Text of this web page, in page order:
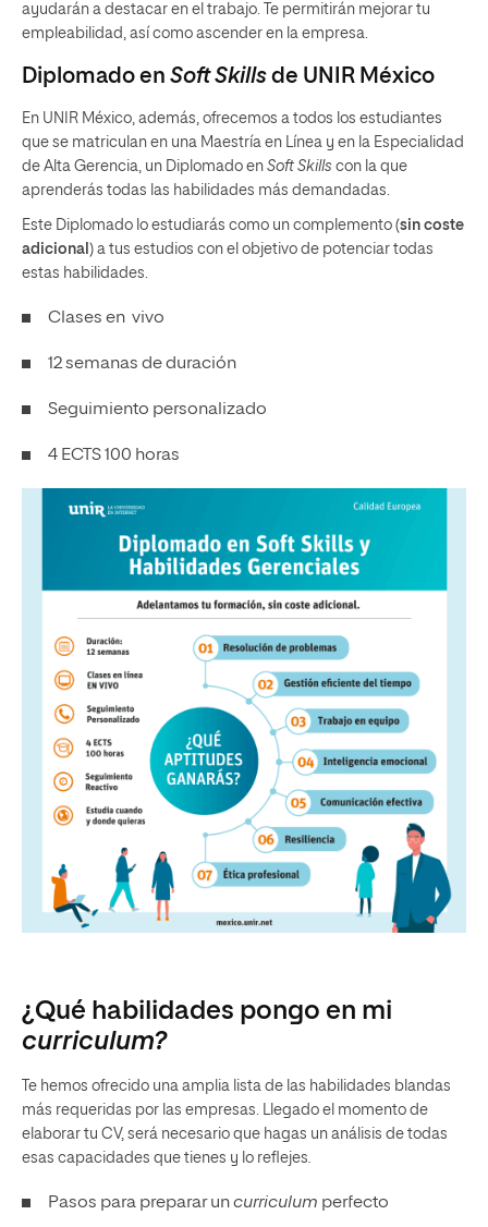
ayudarán a destacar en el trabajo. Te permitirán mejorar tu
empleabilidad, así como ascender en la empresa.
Diplomado en Soft Skillsde UNIR México
En UNIR México, además, ofrecemos a todos los estudiantes
que se matriculan en una Maestría en Línea y en la Especialidad
de Alta Gerencia, un Diplomado en Soft Skills con la que
aprenderás todas las habilidades más demandadas.
Este Diplomado lo estudiarás como un complemento (sin coste
adicional ) a tus estudios con el objetivo de potenciar todas
estas habilidades.
Clases en vivo
12 semanas de duración
Seguimiento personalizado
4 ECTS 100 horas
¿Qué habilidades pongo en mi
curriculum?
Te hemos ofrecido una amplia lista de las habilidades blandas
más requeridas por las empresas. Llegado el momento de
elaborar tu CV, será necesario que hagas un análisis de todas
esas capacidades que tienes y lo reflejes
Pasos para preparar uncurriculum perfecto